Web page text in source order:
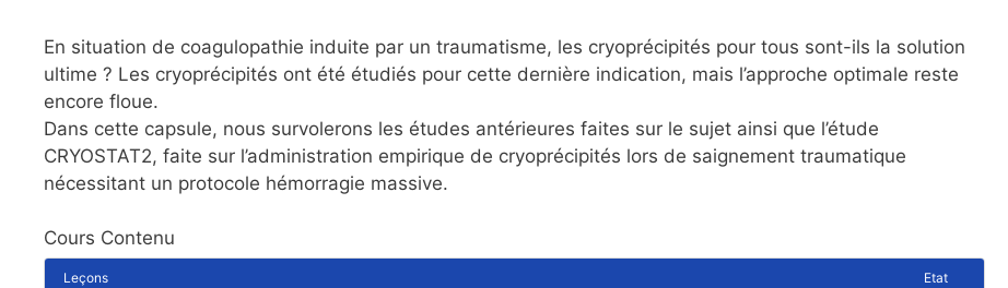
En situation de coagulopathie induite par un traumatisme, les cryoprécipités pour tous sont-ils la solution
ultime ? Les cryoprécipités ont été étudiés pour cette dernière indication, mais l’approche optimale reste
encore floue.
Dans cette capsule, nous survolerons les études antérieures faites sur le sujet ainsi que l’étude
CRYOSTAT2, faite sur l’administration empirique de cryoprécipités lors de saignement traumatique
nécessitant un protocole hémorragie massive.
Cours Contenu
Leçons Etat